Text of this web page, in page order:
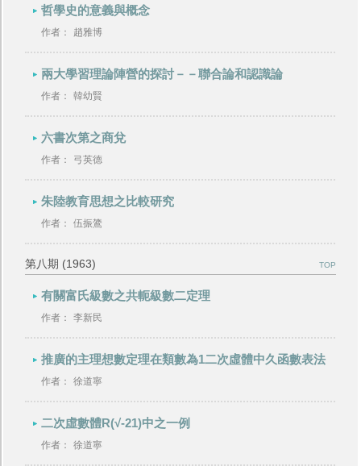
哲學史的意義與概念
作者： 趙雅博
兩大學習理論陣營的探討－－聯合論和認識論
作者： 韓幼賢
六書次第之商兌
作者： 弓英德
朱陸教育思想之比較研究
作者： 伍振鷟
第八期 (1963) TOP
有關富氏級數之共軛級數二定理
作者： 李新民
推廣的主理想數定理在類數為1二次虛體中久函數表法
作者： 徐道寧
二次虛數體R(√-21)中之一例
作者： 徐道寧